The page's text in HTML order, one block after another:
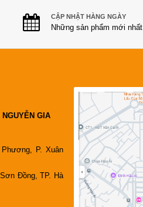
CẬP NHẬT HÀNG NGÀY
Những sản phẩm mới nhất
NGUYỄN GIA
P. Xuân
Đồng, TP. Hà